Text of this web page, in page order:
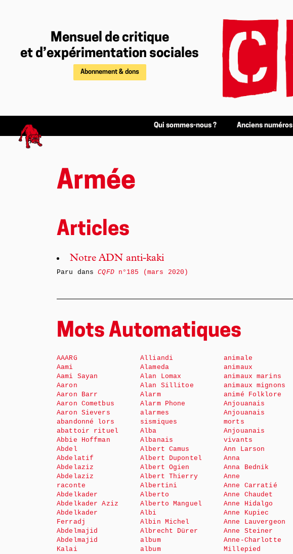
Mensuel de critique
et d’expérimentation sociales
Abonnement & dons
Qui sommes-nous ? Anciens numéros
Armée
Articles
Notre ADN anti-kaki
Paru dansCQFDn°185 (mars 2020)
Mots Automatiques
AAARG
Aami
Aami Sayan
Aaron
Aaron Barr
Aaron Cometbus
Aaron Sievers
abandonné lors
abattoir rituel
Abbie Hoffman
Abdel
Abdelatif
Abdelaziz
Abdelaziz
raconte
Abdelkader
Abdelkader Aziz
Abdelkader
Ferradj
Abdelmajid
Abdelmajid
Kalai
Alliandi
Alameda
Alan Lomax
Alan Sillitoe
Alarm
Alarm Phone
alarmes
sismiques
Alba
Albanais
Albert Camus
Albert Dupontel
Albert Ogien
Albert Thierry
Albertini
Alberto
Alberto Manguel
Albi
Albin Michel
Albrecht Dürer
album
album
animale
animaux
animaux marins
animaux mignons
animé Folklore
Anjouanais
Anjouanais
morts
Anjouanais
vivants
Ann Larson
Anna
Anna Bednik
Anne
Anne Carratié
Anne Chaudet
Anne Hidalgo
Anne Kupiec
Anne Lauvergeon
Anne Steiner
Anne-Charlotte
Millepied